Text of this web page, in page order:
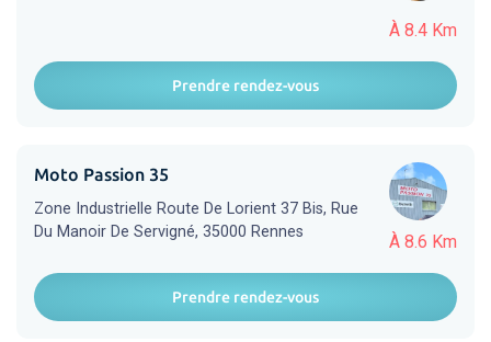
À 8.4 Km
Prendre rendez-vous
À 8.6 Km
Moto Passion 35
Zone Industrielle Route De Lorient 37 Bis, Rue
Du Manoir De Servigné, 35000 Rennes
Prendre rendez-vous